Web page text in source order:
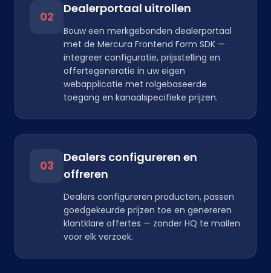
02
Dealerportaal uitrollen
Bouw een merkgebonden dealerportaal
met de Mercura Frontend Form SDK —
integreer configuratie, prijsstelling en
offertegeneratie in uw eigen
webapplicatie met rolgebaseerde
toegang en kanaalspecifieke prijzen.
03
Dealers configureren en
offreren
Dealers configureren producten, passen
goedgekeurde prijzen toe en genereren
klantklare offertes — zonder HQ te mailen
voor elk verzoek.